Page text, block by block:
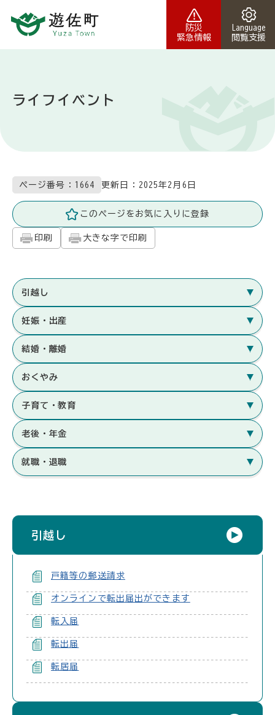
防災
緊急情報
Language
閲覧支援
ライフイベント
ページ番号：1664 更新日： 2025年2月6日
このページをお気に入りに登録
印刷 大きな字で印刷
引越し
妊娠・出産
結婚・離婚
おくやみ
子育て・教育
老後・年金
就職・退職
引越し
戸籍等の郵送請求
オンラインで転出届出ができます
転入届
転出届
転居届